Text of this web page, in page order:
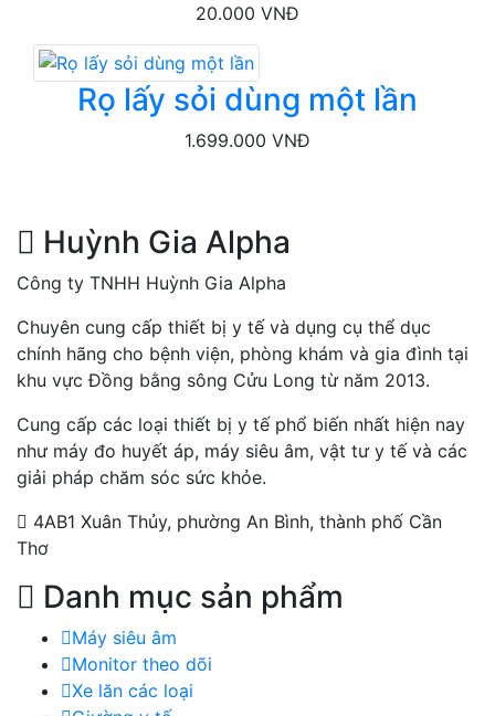
20.000 VNĐ
Rọ lấy sỏi dùng một lần
1.699.000 VNĐ
Huỳnh Gia Alpha
Công ty TNHH Huỳnh Gia Alpha
Chuyên cung cấp thiết bị y tế và dụng cụ thể dục
chính hãng cho bệnh viện, phòng khám và gia đình tại
khu vực Đồng bằng sông Cửu Long từ năm 2013.
Cung cấp các loại thiết bị y tế phổ biến nhất hiện nay
như máy đo huyết áp, máy siêu âm, vật tư y tế và các
giải pháp chăm sóc sức khỏe.
4AB1 Xuân Thủy, phường An Bình, thành phố Cần
Thơ
Danh mục sản phẩm
Máy siêu âm
Monitor theo dõi
Xe lăn các loại